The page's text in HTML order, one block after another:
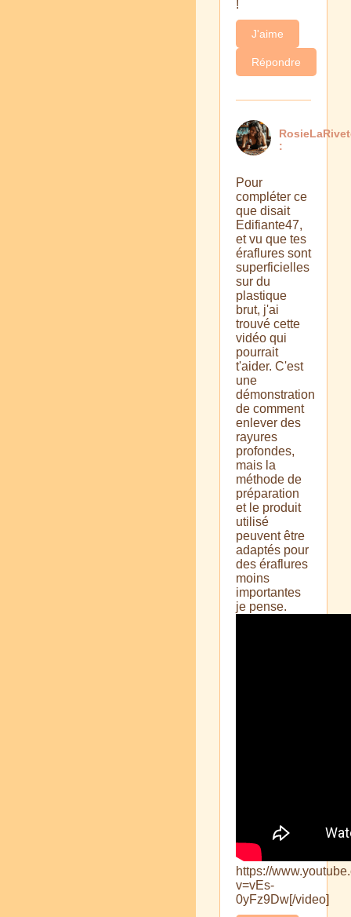
!
J'aime
Répondre
:
Pour
compléter ce
que disait
Edifiante47,
et vu que tes
éraflures sont
superficielles
sur du
plastique
brut, j'ai
trouvé cette
vidéo qui
pourrait
t'aider. C'est
une
démonstration
de comment
enlever des
rayures
profondes,
mais la
méthode de
préparation
et le produit
utilisé
peuvent être
adaptés pour
des éraflures
moins
importantes
je pense.
https://
v=vEs-
0yFz9Dw[/video]